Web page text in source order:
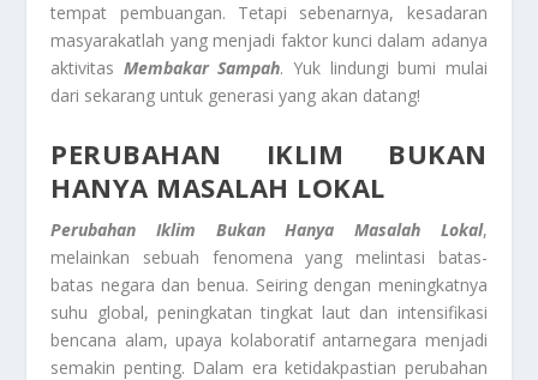
tempat pembuangan. Tetapi sebenarnya, kesadaran
masyarakatlah yang menjadi faktor kunci dalam adanya
aktivitas Membakar Sampah. Yuk lindungi bumi mulai
dari sekarang untuk generasi yang akan datang!
PERUBAHAN IKLIM BUKAN
HANYA MASALAH LOKAL
Perubahan Iklim Bukan Hanya Masalah Lokal,
melainkan sebuah fenomena yang melintasi batas-
batas negara dan benua. Seiring dengan meningkatnya
suhu global, peningkatan tingkat laut dan intensifikasi
bencana alam, upaya kolaboratif antarnegara menjadi
semakin penting. Dalam era ketidakpastian perubahan